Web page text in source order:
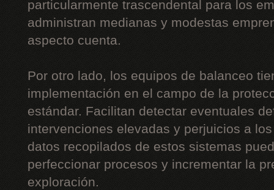
particularmente trascendental para los
administran medianas y modestas
aspecto cuenta.
Por otro lado, los equipos de balanceo
implementación en el campo de la
estándar. Facilitan detectar eventuales
intervenciones elevadas y perjuicios a
datos recopilados de estos sistemas
perfeccionar procesos y incrementar la
exploración.